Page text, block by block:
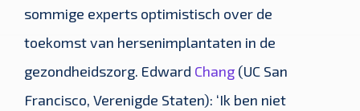
sommige experts optimistisch over de
toekomst van hersenimplantaten in de
gezondheidszorg. Edward Chang(UC San
Francisco, Verenigde Staten): ‘Ik ben niet